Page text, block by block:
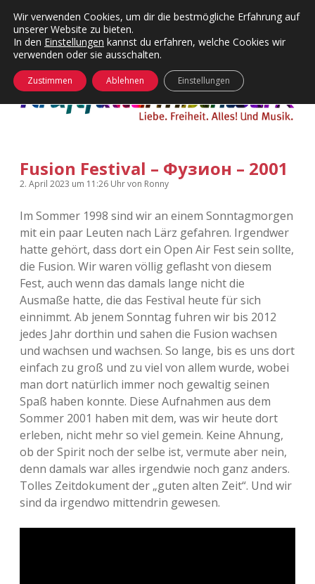
Kategorien
Menü
24 Hours Chilling
Die Wende
KFMW-Disco
Kopfkinomusik
Nur mal so
Täglicher Sinnwahn
Visuelles
Wandnotizen
KFMW-Disco
Dates
Contact
Menü
öffnen
Adventskalender 2010
Adventskalender 2011
Adventskalender 2012
Adventskalender 2013
Adventskalender 2014
Adventskalender 2015
Adventskalender 2016
Adventskalender 2017
Adventskalender 2018
facebook
instagram
rss soundcloud
vimeoBluesky
öffnen
Fusion Festival – Фузион – 2001
2. April 2023 um 11:26 Uhrvon Ronny
Im Sommer 1998 sind wir an einem Sonntagmorgen
mit ein paar Leuten nach Lärz gefahren. Irgendwer
hatte gehört, dass dort ein Open Air Fest sein sollte,
die Fusion. Wir waren völlig geflasht von diesem
Fest, auch wenn das damals lange nicht die
Ausmaße hatte, die das Festival heute für sich
einnimmt. Ab jenem Sonntag fuhren wir bis 2012
jedes Jahr dorthin und sahen die Fusion wachsen
und wachsen und wachsen. So lange, bis es uns dort
einfach zu groß und zu viel von allem wurde, wobei
man dort natürlich immer noch gewaltig seinen
Spaß haben konnte. Diese Aufnahmen aus dem
Sommer 2001 haben mit dem, was wir heute dort
erleben, nicht mehr so viel gemein. Keine Ahnung,
ob der Spirit noch der selbe ist, vermute aber nein,
denn damals war alles irgendwie noch ganz anders.
Tolles Zeitdokument der „guten alten Zeit“. Und wir
sind da irgendwo mittendrin gewesen.
Wir verwenden Cookies, um dir die bestmögliche Erfahrung auf
unserer Website zu bieten.
In den Einstellungen kannst du erfahren, welche Cookies wir
verwenden oder sie ausschalten.
Zustimmen Ablehnen Einstellungen